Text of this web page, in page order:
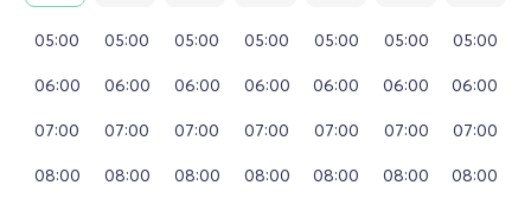
05:00
06:00
07:00
08:00
05:00
06:00
07:00
08:00
05:00
06:00
07:00
08:00
05:00
06:00
07:00
08:00
05:00
06:00
07:00
08:00
05:00
06:00
07:00
08:00
05:00
06:00
07:00
08:00